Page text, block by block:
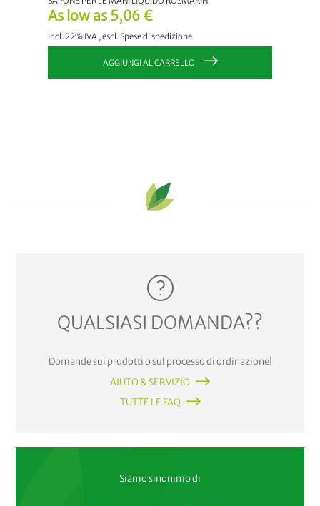
As low as 5,06 €
Incl. 22% IVA ,escl.Spese di spedizione
AGGIUNGI AL CARRELLO
QUALSIASI DOMANDA??
Domande sui prodotti o sul processo di ordinazione!
AIUTO & SERVIZIO
TUTTE LE FAQ
Siamo sinonimo di